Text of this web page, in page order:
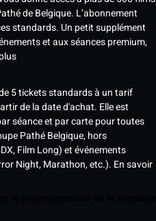
de Belgique. L’abonnement
standards. Un petit supplément
et aux séances premium,
5 tickets standards à un tarif
de la date d'achat. Elle est
séance et par carte pour toutes
Pathé Belgique, hors
Film Long) et événements
Night, Marathon, etc.). En savoir